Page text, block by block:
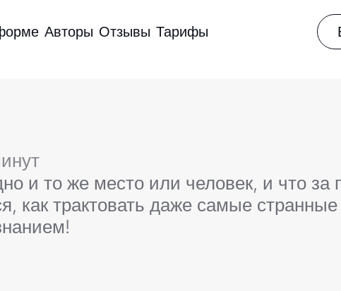
Авторы Отзывы Тарифы
и то же место или человек, и что за
как трактовать даже самые